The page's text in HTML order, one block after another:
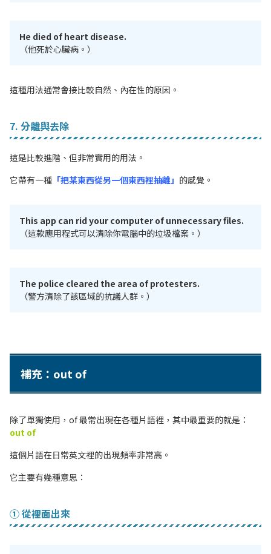
He died of heart disease.
（他死於心臟病。）
這種用法通常會接比較自然、內在性的原因。
7. 分離與去除
這是比較進階、但非常實用的用法。
它帶有一種 「把某東西從另一個東西裡抽離」 的感覺。
This app can rid your computer of unnecessary files.
（這款應用程式可以清除你電腦中的垃圾檔案。）
The police cleared the area of protesters.
（警方清除了該區域的抗議人群。）
補充：out of
除了單獨使用，of 最常出現在各種片語裡，其中最重要的就是：
out of
這個片語在日常英文裡的出現頻率非常高。
它主要有幾種意思：
① 從裡面出來